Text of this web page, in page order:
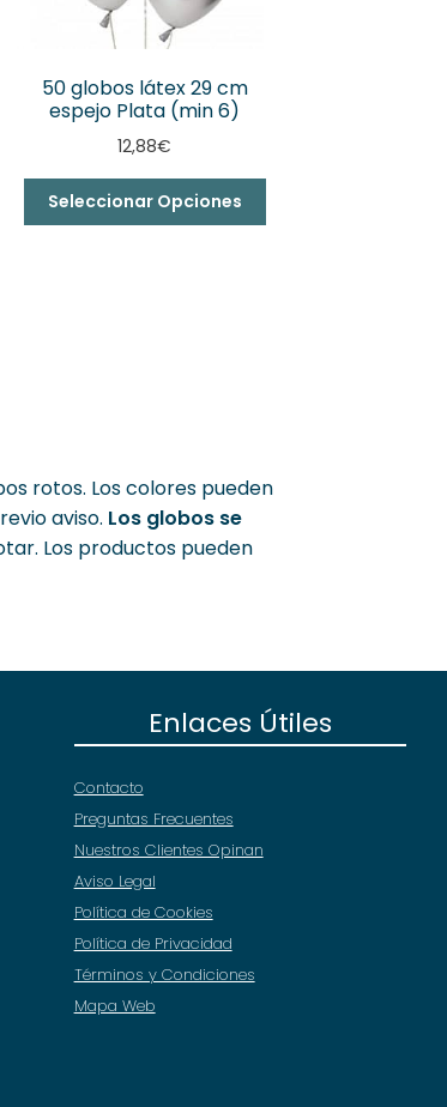
50 globos látex 29 cm
espejo Plata (min 6)
12,88€
Seleccionar Opciones
rotos. Los colores pueden
aviso. Los globos se
Los productos pueden
Enlaces Útiles
Contacto
Preguntas Frecuentes
Nuestros Clientes Opinan
Aviso Legal
Política de Cookies
Política de Privacidad
Términos y Condiciones
Mapa Web